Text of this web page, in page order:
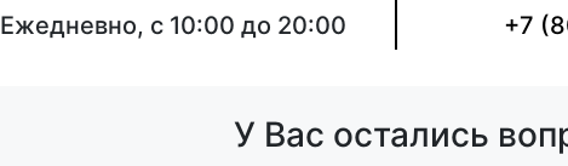
Ежедневно, с 10:00 до 20:00 +7
У Вас остались